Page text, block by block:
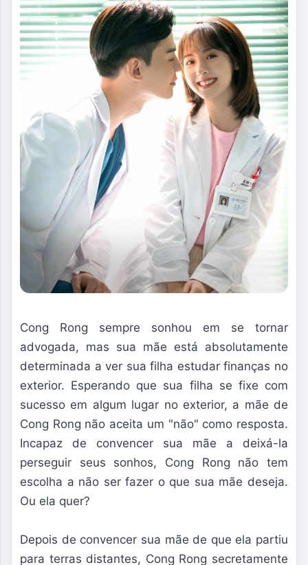
Cong Rong sempre sonhou em se tornar
advogada, mas sua mãe está absolutamente
determinada a ver sua filha estudar finanças no
exterior. Esperando que sua filha se fixe com
sucesso em algum lugar no exterior, a mãe de
Cong Rong não aceita um "não" como resposta.
Incapaz de convencer sua mãe a deixá-la
perseguir seus sonhos, Cong Rong não tem
escolha a não ser fazer o que sua mãe deseja.
Ou ela quer?
Depois de convencer sua mãe de que ela partiu
para terras distantes, Cong Rong secretamente